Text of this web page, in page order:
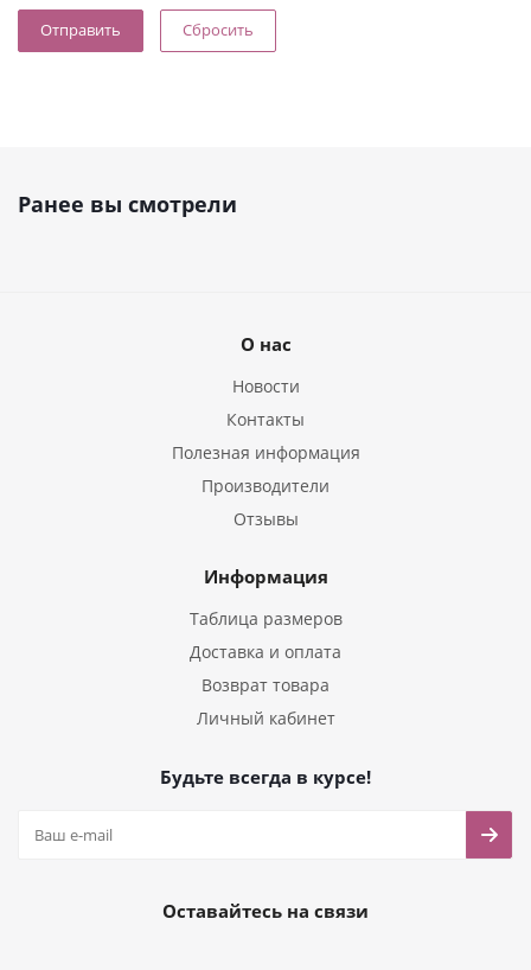
Сбросить
Ранее вы смотрели
О нас
Новости
Контакты
Полезная информация
Производители
Отзывы
Информация
Таблица размеров
Доставка и оплата
Возврат товара
Личный кабинет
Будьте всегда в курсе!
Оставайтесь на связи